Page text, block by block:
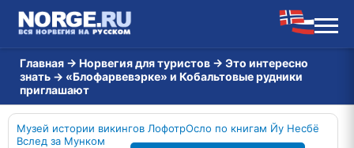
Главная → Норвегия для туристов → Это интересно
знать → «Блофарвевэрке» и Кобальтовые рудники
приглашают
Музей истории викингов ЛофотрОсло по книгам Йу Несбё
Вслед за Мунком